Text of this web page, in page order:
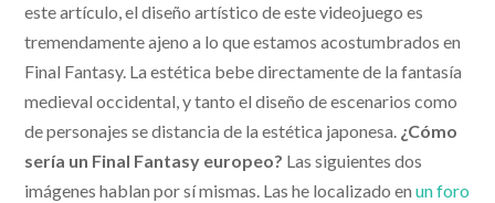
este artículo, el diseño artístico de este videojuego es
tremendamente ajeno a lo que estamos acostumbrados en
Final Fantasy. La estética bebe directamente de la fantasía
medieval occidental, y tanto el diseño de escenarios como
de personajes se distancia de la estética japonesa. ¿Cómo
sería un Final Fantasy europeo? Las siguientes dos
imágenes hablan por sí mismas. Las he localizado enun foro